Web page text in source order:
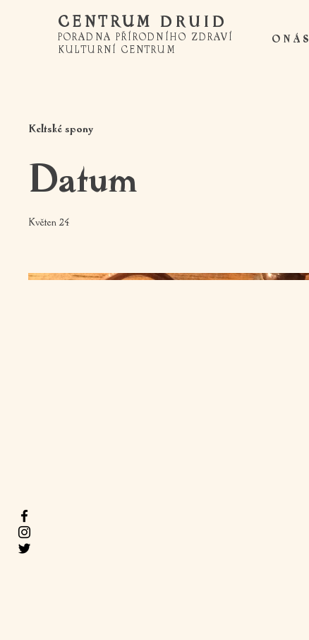
CENTRUM DRUID
PORADNA PŘÍRODNÍHO ZDRAVÍ
KULTURNÍ CENTRUM
O N Á S
Keltské spony
Datum
Květen 24